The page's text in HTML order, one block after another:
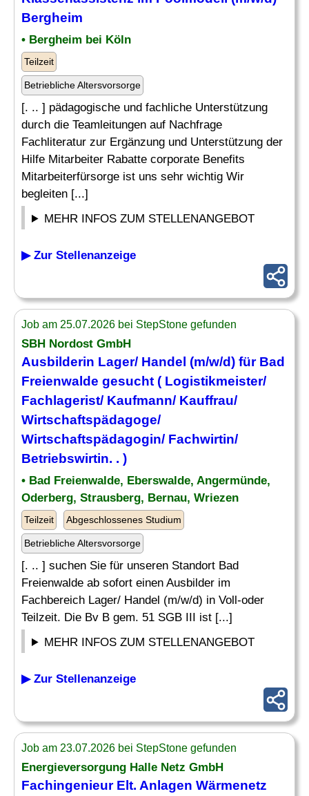
Bergheim
• Bergheim bei Köln
Teilzeit
Betriebliche Altersvorsorge
[. .. ] pädagogische und fachliche Unterstützung
durch die Teamleitungen auf Nachfrage
Fachliteratur zur Ergänzung und Unterstützung der
Hilfe Mitarbeiter Rabatte corporate Benefits
Mitarbeiterfürsorge ist uns sehr wichtig Wir
begleiten [...]
MEHR INFOS ZUM STELLENANGEBOT
▶ Zur Stellenanzeige
Job am 25.07.2026 bei StepStone gefunden
SBH Nordost GmbH
Ausbilderin Lager/ Handel (m/w/d) für Bad
Freienwalde gesucht ( Logistikmeister/
Fachlagerist/ Kaufmann/ Kauffrau/
Wirtschaftspädagoge/
Wirtschaftspädagogin/ Fachwirtin/
Betriebswirtin. . )
• Bad Freienwalde, Eberswalde, Angermünde,
Oderberg, Strausberg, Bernau, Wriezen
Teilzeit Abgeschlossenes Studium
Betriebliche Altersvorsorge
[. .. ] suchen Sie für unseren Standort Bad
Freienwalde ab sofort einen Ausbilder im
Fachbereich Lager/ Handel (m/w/d) in Voll-oder
Teilzeit. Die Bv B gem. 51 SGB III ist [...]
MEHR INFOS ZUM STELLENANGEBOT
▶ Zur Stellenanzeige
Job am 23.07.2026 bei StepStone gefunden
Energieversorgung Halle Netz GmbH
Fachingenieur Elt. Anlagen Wärmenetz